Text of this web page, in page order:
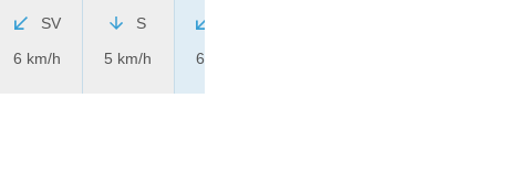
SV
6 km/h
S
5 km/h
6 km/h